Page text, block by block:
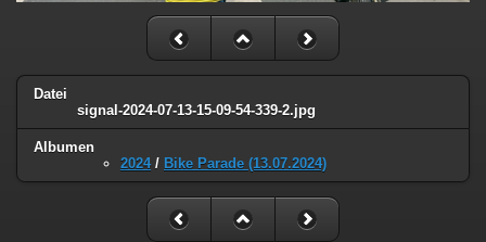
Datei
signal-2024-07-13-15-09-54-339-2.jpg
Albumen
2024/ Bike Parade (13.07.2024)